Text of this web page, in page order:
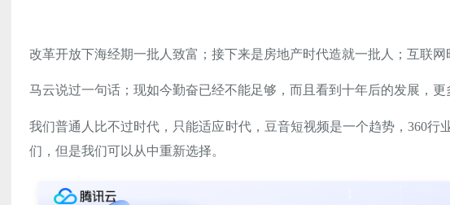
改革开放下海经期一批人致富；接下来是房地产时代造就一批人；互联
马云说过一句话；现如今勤奋已经不能足够，而且看到十年后的发展，更
我们普通人比不过时代，只能适应时代，豆音短视频是一个趋势，360
们，但是我们可以从中重新选择。